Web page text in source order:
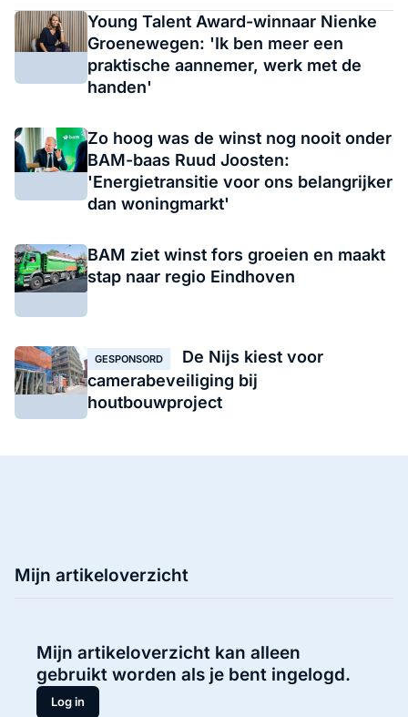
Young Talent Award-winnaar Nienke
Groenewegen: 'Ik ben meer een
praktische aannemer, werk met de
handen'
Zo hoog was de winst nog nooit onder
BAM-baas Ruud Joosten:
'Energietransitie voor ons belangrijker
dan woningmarkt'
BAM ziet winst fors groeien en maakt
stap naar regio Eindhoven
GESPONSORD
De Nijs kiest voor
camerabeveiliging bij
houtbouwproject
Mijn artikeloverzicht
Mijn artikeloverzicht kan alleen
gebruikt worden als je bent ingelogd.
Log in